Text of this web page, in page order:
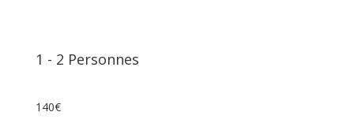
1 ⁠⁠⁠⁠⁠- 2 Personnes
140€